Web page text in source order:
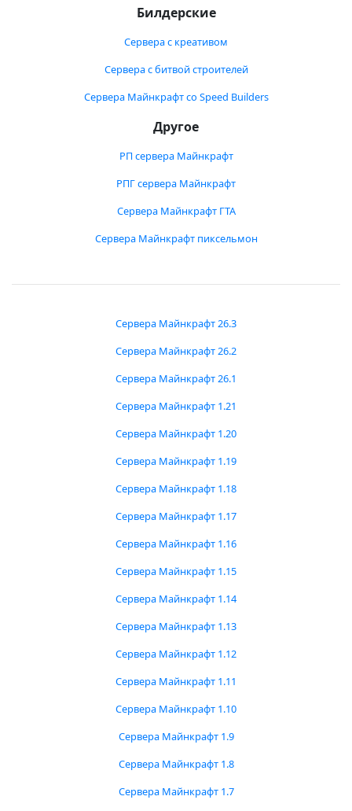
Билдерские
Сервера с креативом
Сервера с битвой строителей
Сервера Майнкрафт со Speed Builders
Другое
РП сервера Майнкрафт
РПГ сервера Майнкрафт
Сервера Майнкрафт ГТА
Сервера Майнкрафт пиксельмон
Сервера Майнкрафт 26.3
Сервера Майнкрафт 26.2
Сервера Майнкрафт 26.1
Сервера Майнкрафт 1.21
Сервера Майнкрафт 1.20
Сервера Майнкрафт 1.19
Сервера Майнкрафт 1.18
Сервера Майнкрафт 1.17
Сервера Майнкрафт 1.16
Сервера Майнкрафт 1.15
Сервера Майнкрафт 1.14
Сервера Майнкрафт 1.13
Сервера Майнкрафт 1.12
Сервера Майнкрафт 1.11
Сервера Майнкрафт 1.10
Сервера Майнкрафт 1.9
Сервера Майнкрафт 1.8
Сервера Майнкрафт 1.7